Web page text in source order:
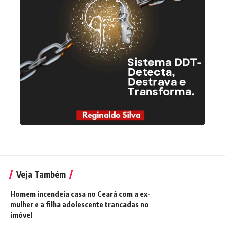
Veja Também
Homem incendeia casa no Ceará com a ex-
mulher e a filha adolescente trancadas no
imóvel